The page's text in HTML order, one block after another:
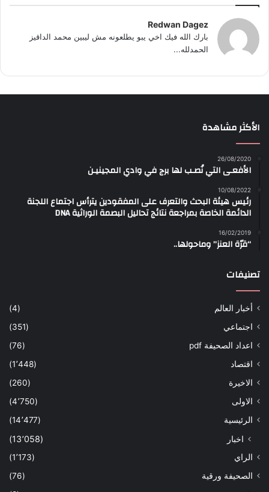
Redwan Dagez
بارك الله فيك اخي يبو يطلعونه مش ليبين محمد الداقيز
الحمدلله...
الأكثر مشاهدة
26/08/2020
الأفعـى التي نُصـب لها برج في وادي المجينيـن
10/08/2022
رئيس هيئة البحث والتعرف على المفقودين يترأس اجتماع اللجنة
الدائمة الخاصة بمراجعة نتائج تحاليل البصمة الوراثية DNA
16/02/2019
“قرّة العنز” وماحولها..
تصنيفات
أخبار العالم
(4)
اجتماعي
(351)
اعداد الصحيفة pdf
(76)
اقتصاد
(1٬448)
الاخيرة
(260)
الاولى
(4٬750)
الرئيسية
(14٬477)
اخبار (13٬058)
الراي
(1٬173)
الصحيفة ورقية
(76)